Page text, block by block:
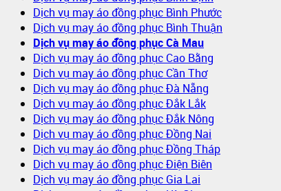
Dịch vụ may áo đồng phục Bình Phước
Dịch vụ may áo đồng phục Bình Thuận
Dịch vụ may áo đồng phục Cà Mau
Dịch vụ may áo đồng phục Cao Bằng
Dịch vụ may áo đồng phục Cần Thơ
Dịch vụ may áo đồng phục Đà Nẵng
Dịch vụ may áo đồng phục Đắk Lắk
Dịch vụ may áo đồng phục Đắk Nông
Dịch vụ may áo đồng phục Đồng Nai
Dịch vụ may áo đồng phục Đồng Tháp
Dịch vụ may áo đồng phục Điện Biên
Dịch vụ may áo đồng phục Gia Lai